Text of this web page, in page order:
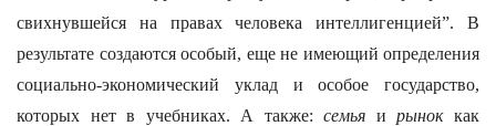
свихнувшейся на правах человека интеллигенцией”. В
результате создаются особый, еще не имеющий определения
социально-экономический уклад и особое государство,
которых нет в учебниках. А также:семья ирыноккак